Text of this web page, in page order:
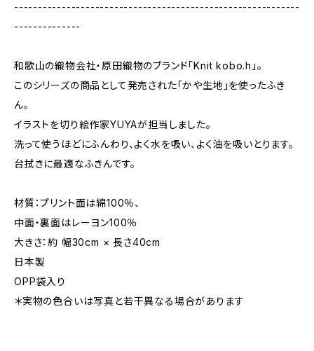
------------------------------------------------------------
--------------
和歌山の織物会社・原田織物のブランド「Knit kobo.h」。
このシリーズの商品として発売された「かや生地」を使ったふき
ん。
イラストを切り絵作家YUYAが担当しました。
洗って使うほどにふんわり、よく水を吸い、よく油を吸いとります。
台拭きに最適なふきんです。
材質：プリント面は綿100％、
中面・裏面はレーヨン100％
大きさ：約 幅30cm × 長さ40cm
日本製
OPP袋入り
＊実物の色合いは写真と若干異なる場合があります